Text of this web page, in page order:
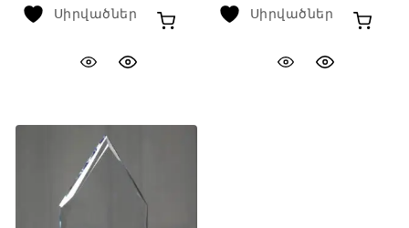
Սիրվածներ Սիրվածներ